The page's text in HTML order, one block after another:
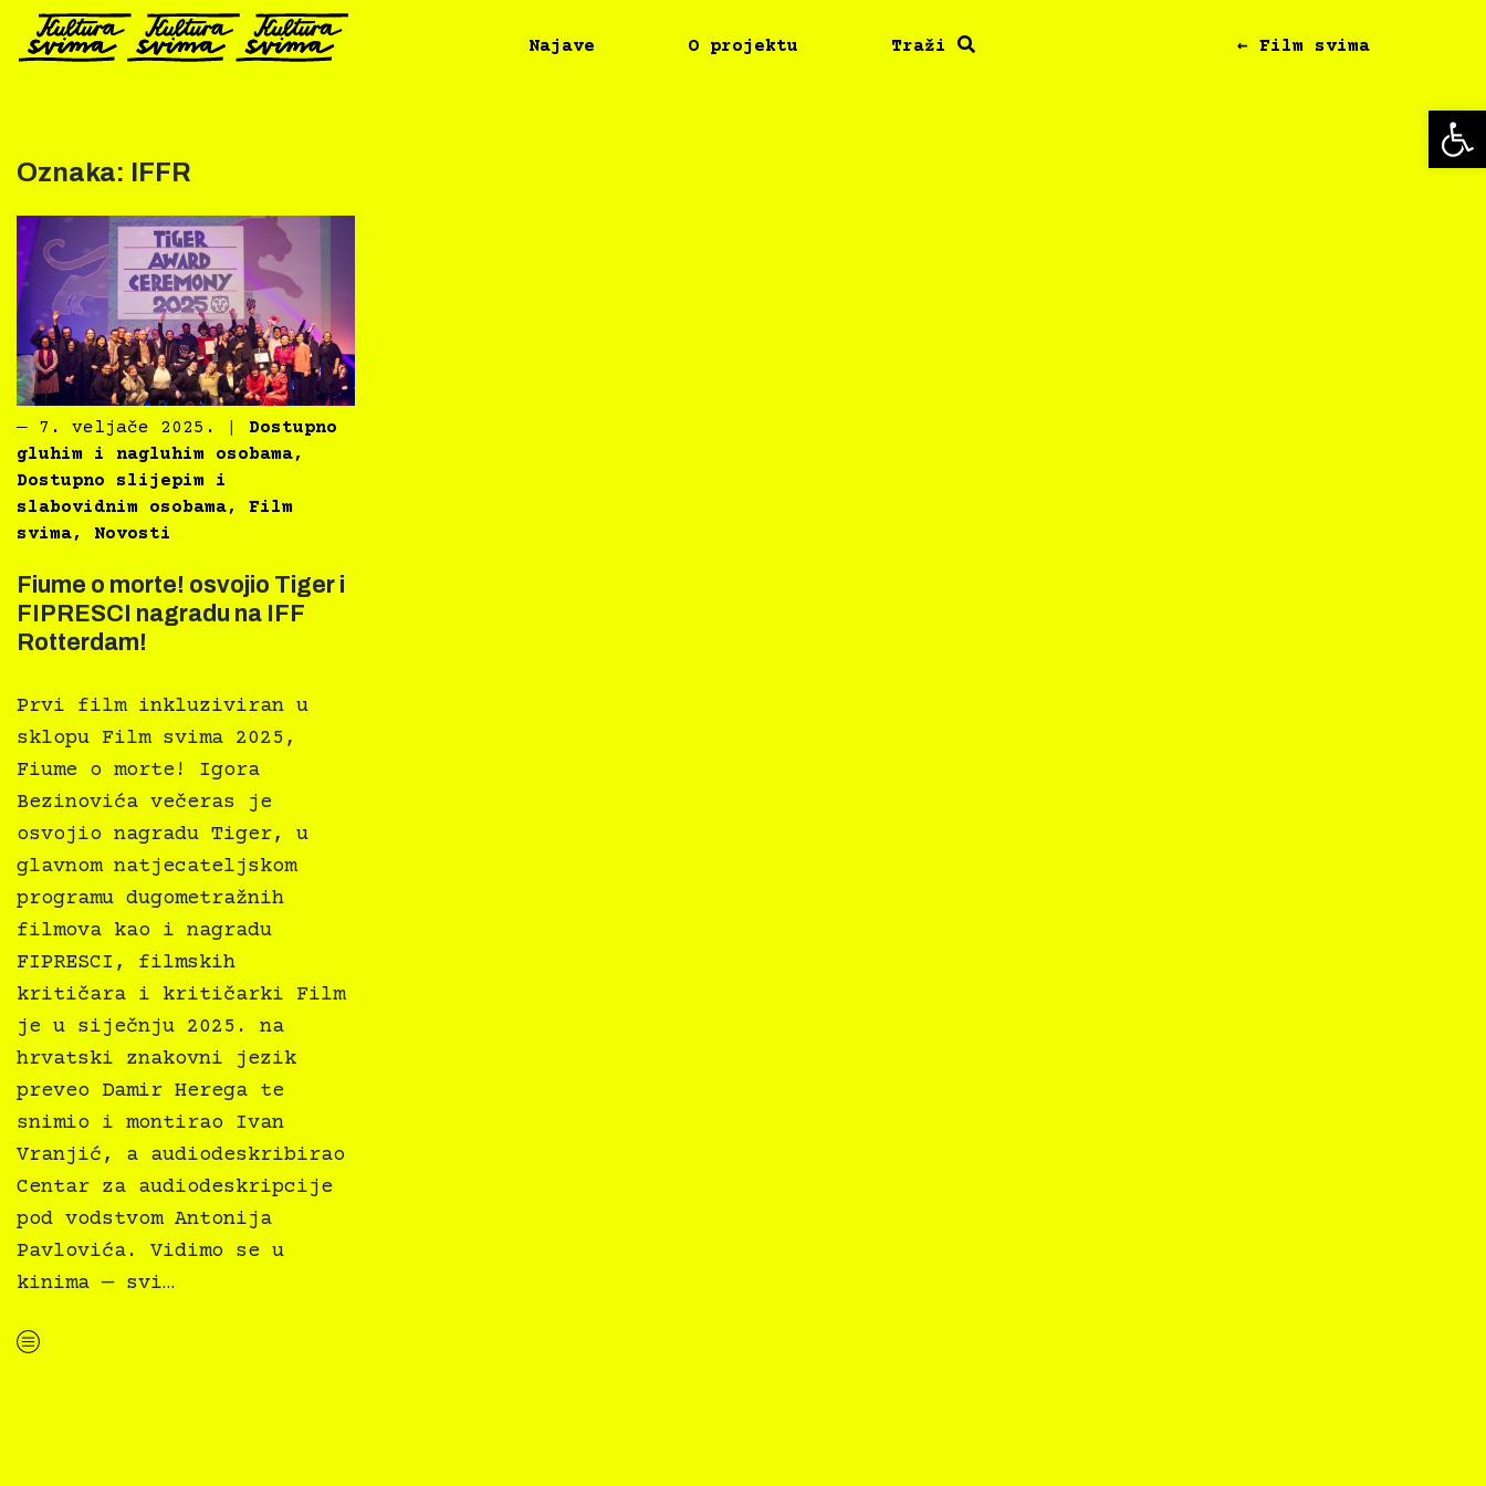
Preskoči
sadržaj
Najave O projektu ← Film svima
Traži
Oznaka: IFFR
― 7. veljače 2025.
Dostupno
gluhim i nagluhim osobama,
Dostupno slijepim i
slabovidnim osobama, Film
svima, Novosti
Fiume o morte! osvojio Tiger i
FIPRESCI nagradu na IFF
Rotterdam!
Prvi film inkluziviran u
sklopu Film svima 2025,
Fiume o morte! Igora
Bezinovića večeras je
osvojio nagradu Tiger, u
glavnom natjecateljskom
programu dugometražnih
filmova kao i nagradu
FIPRESCI, filmskih
kritičara i kritičarki Film
je u siječnju 2025. na
hrvatski znakovni jezik
preveo Damir Herega te
snimio i montirao Ivan
Vranjić, a audiodeskribirao
Centar za audiodeskripcije
pod vodstvom Antonija
Pavlovića. Vidimo se u
kinima — svi…
“Fiume o morte! osvojio Tiger i FIPRESCI nagradu na IFF Rotterdam!”